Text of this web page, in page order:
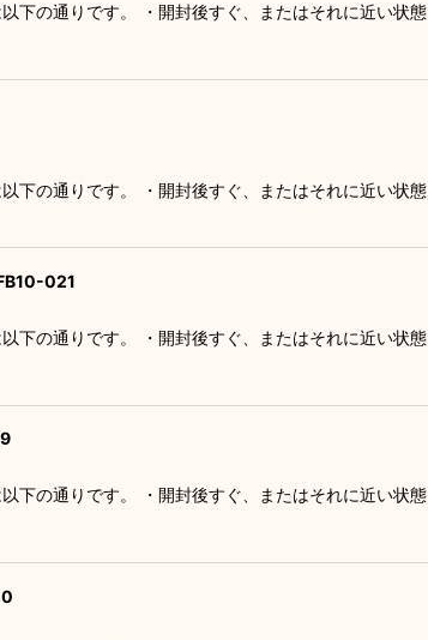
の通りです。 ・開封後すぐ、またはそれに近い状
の通りです。 ・開封後すぐ、またはそれに近い状
021
の通りです。 ・開封後すぐ、またはそれに近い状
の通りです。 ・開封後すぐ、またはそれに近い状